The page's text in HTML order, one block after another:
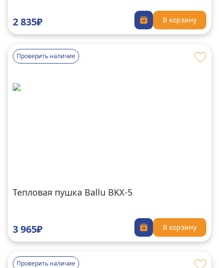
2 835₽ В корзину
Проверить наличие
Тепловая пушка Ballu BKX-5
3 965₽ В корзину
Проверить наличие